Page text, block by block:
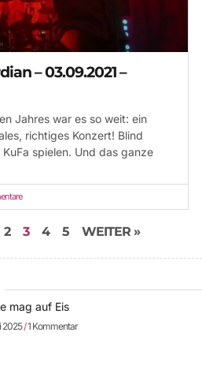
– 03.09.2021 –
Jahres war es so weit: ein
richtiges Konzert! Blind
spielen. Und das ganze
2 3 4 5 WEITER »
mag auf Eis
20251 Kommentar